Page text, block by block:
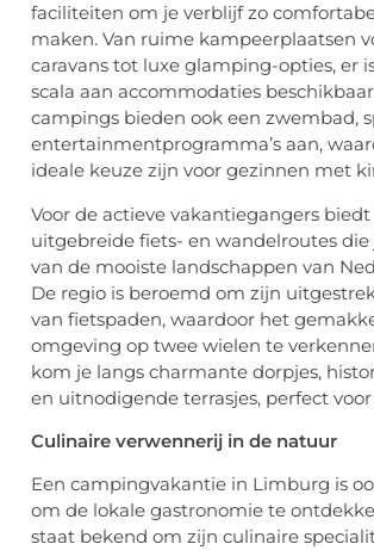
faciliteiten om je verblijf zo
maken. Van ruime kampeerplaatsen
caravans tot luxe glamping-opties, er
scala aan accommodaties
campings bieden ook een zwembad,
entertainmentprogramma’s aan,
ideale keuze zijn voor gezinnen met
Voor de actieve vakantiegangers
uitgebreide fiets- en wandelroutes die
van de mooiste landschappen van
De regio is beroemd om zijn
van fietspaden, waardoor het
omgeving op twee wielen te
kom je langs charmante dorpjes,
en uitnodigende terrasjes, perfect
Culinaire verwennerij in de natuur
Een campingvakantie in Limburg is
om de lokale gastronomie te
staat bekend om zijn culinaire